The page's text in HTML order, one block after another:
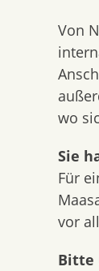
Von
wo
Sie
Für
vor
Bitte